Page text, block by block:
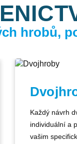
hrobů,
Každý návrh
individuální a
vašim